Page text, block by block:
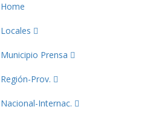
Home
Locales
Municipio Prensa
Región-Prov.
Nacional-Internac.